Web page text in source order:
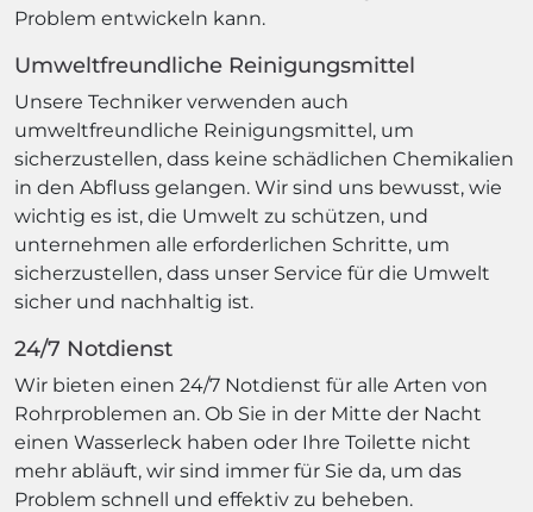
Problem entwickeln kann.
Umweltfreundliche Reinigungsmittel
Unsere Techniker verwenden auch
umweltfreundliche Reinigungsmittel, um
sicherzustellen, dass keine schädlichen Chemikalien
in den Abfluss gelangen. Wir sind uns bewusst, wie
wichtig es ist, die Umwelt zu schützen, und
unternehmen alle erforderlichen Schritte, um
sicherzustellen, dass unser Service für die Umwelt
sicher und nachhaltig ist.
24/7 Notdienst
Wir bieten einen 24/7 Notdienst für alle Arten von
Rohrproblemen an. Ob Sie in der Mitte der Nacht
einen Wasserleck haben oder Ihre Toilette nicht
mehr abläuft, wir sind immer für Sie da, um das
Problem schnell und effektiv zu beheben.